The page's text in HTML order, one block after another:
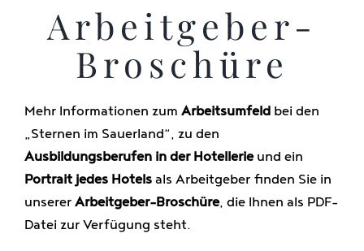
Arbeitgeber-
Broschüre
Mehr Informationen zum Arbeitsumfeldbei den
„Sternen im Sauerland“, zu den
Ausbildungsberufen in der Hotellerieund ein
Portrait jedes Hotelsals Arbeitgeber finden Sie in
unserer Arbeitgeber-Broschüre, die Ihnen als PDF-
Datei zur Verfügung steht.